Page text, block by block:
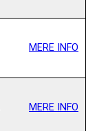
MERE INFO
MERE INFO